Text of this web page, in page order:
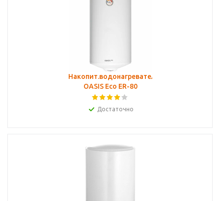
Накопит.водонагреватель
OASIS Eco ER-80
Достаточно